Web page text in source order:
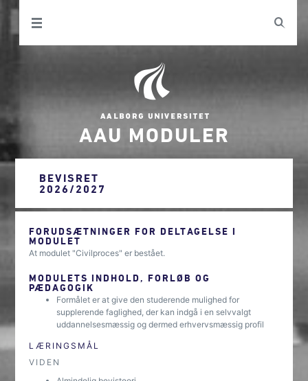
AAU MODULER
BEVISRET
2026/2027
FORUDSÆTNINGER FOR DELTAGELSE I
MODULET
At modulet "Civilproces" er bestået.
MODULETS INDHOLD, FORLØB OG
PÆDAGOGIK
Formålet er at give den studerende mulighed for
supplerende faglighed, der kan indgå i en selvvalgt
uddannelsesmæssig og dermed erhvervsmæssig profil
LÆRINGSMÅL
VIDEN